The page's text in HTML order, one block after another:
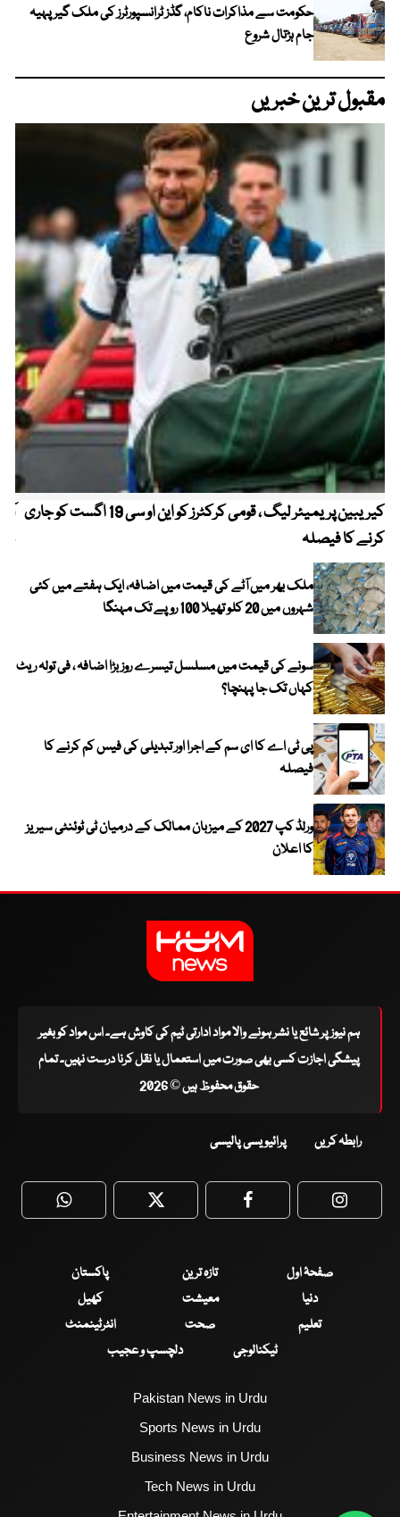
حکومت سے مذاکرات ناکام، گڈز ٹرانسپورٹرز کی ملک گیر پہیہ
جام ہڑتال شروع
مقبول ترین خبریں
کیریبین پریمیئر لیگ ، قومی کرکٹرز کو این او سی 19 اگست کو جاری
کرنے کا فیصلہ
ملک بھر میں آٹے کی قیمت میں اضافہ، ایک ہفتے میں کئی
شہروں میں 20 کلو تھیلا 100 روپے تک مہنگا
سونے کی قیمت میں مسلسل تیسرے روز بڑا اضافہ ، فی تولہ ریٹ
کہاں تک جا پہنچا؟
پی ٹی اے کا ای سم کے اجرا اور تبدیلی کی فیس کم کرنے کا
فیصلہ
ورلڈ کپ 2027 کے میزبان ممالک کے درمیان ٹی ٹوئنٹی سیریز
کا اعلان
ہم نیوز پر شائع یا نشر ہونے والا مواد ادارتی ٹیم کی کاوش ہے۔ اس مواد کو بغیر
پیشگی اجازت کسی بھی صورت میں استعمال یا نقل کرنا درست نہیں۔ تمام
حقوق محفوظ ہیں © 2026
رابطہ کریں پرائیویسی پالیسی
WhatsApp Twitter Facebook
صفحۂ اول تازہ ترین
پاکستان
دنیا
معیشت
کھیل
تعلیم
صحت
انٹرٹینمنٹ
ٹیکنالوجی
دلچسپ و عجیب
Pakistan News in Urdu
Sports News in Urdu
Business News in Urdu
Tech News in Urdu